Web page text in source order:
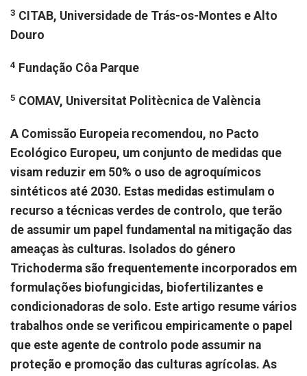
3 CITAB, Universidade de Trás-os-Montes e Alto
Douro
4 Fundação Côa Parque
5 COMAV, Universitat Politècnica de València
A Comissão Europeia recomendou, no Pacto
Ecológico Europeu, um conjunto de medidas que
visam reduzir em 50% o uso de agroquímicos
sintéticos até 2030. Estas medidas estimulam o
recurso a técnicas verdes de controlo, que terão
de assumir um papel fundamental na mitigação das
ameaças às culturas. Isolados do género
Trichoderma são frequentemente incorporados em
formulações biofungicidas, biofertilizantes e
condicionadoras de solo. Este artigo resume vários
trabalhos onde se verificou empiricamente o papel
que este agente de controlo pode assumir na
proteção e promoção das culturas agrícolas. As